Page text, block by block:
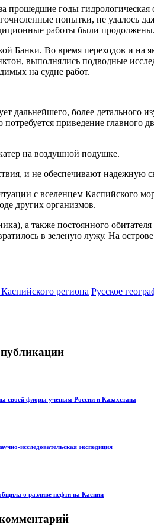
годы гидрологическая
попытки, не удалось
работы были продолжены.
Во время переходов и на
выполнялись подводные
на судне работ.
дальнейшего, более
приведение главного
на воздушной подушке.
и не обеспечивают надежную
с вселенцем Каспийского
других организмов.
а также постоянного обитателя
в зеленую лужу. На
региона Русское
своей флоры ученым России и Казахстана
исследовательская экспедиция
о разливе нефти на Каспии